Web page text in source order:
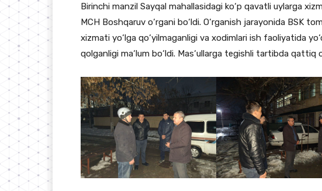
Birinchi manzil Sayqal mahallasidagi ko‘p qavatli uylarga
MCH Boshqaruv o‘rgani bo‘ldi. O‘rganish jarayonida BSK
xizmati yo‘lga qo‘yilmaganligi va xodimlari ish faoliyatida
qolganligi ma‘lum bo‘ldi. Mas‘ullarga tegishli tartibda qattiq